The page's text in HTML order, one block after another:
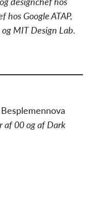
hos Google ATAP,
MIT Design Lab.
af 00 og af Dark